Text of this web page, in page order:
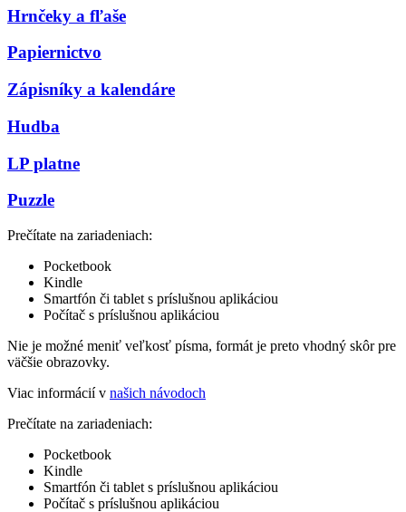
Hrnčeky a fľaše
Papiernictvo
Zápisníky a kalendáre
Hudba
LP platne
Puzzle
Prečítate na zariadeniach:
Pocketbook
Kindle
Smartfón či tablet s príslušnou aplikáciou
Počítač s príslušnou aplikáciou
Nie je možné meniť veľkosť písma, formát je preto vhodný skôr pre
väčšie obrazovky.
Viac informácií v našich návodoch
Prečítate na zariadeniach:
Pocketbook
Kindle
Smartfón či tablet s príslušnou aplikáciou
Počítač s príslušnou aplikáciou